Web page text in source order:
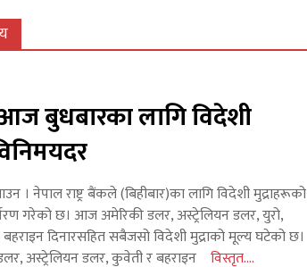
बुधबारका लागि विदेशी
। नेपाल राष्ट्र बैंकले (बिहीबार)का लागि विदेशी मुद्राहरूको
गरेको छ। आज अमेरिकी डलर, अस्ट्रेलियन डलर, युरो,
दिनारसहित सबैजसो विदेशी मुद्राको मूल्य घटेको छ।
अस्ट्रेलियन डलर, कुवेती र बहराइन विस्तृत....